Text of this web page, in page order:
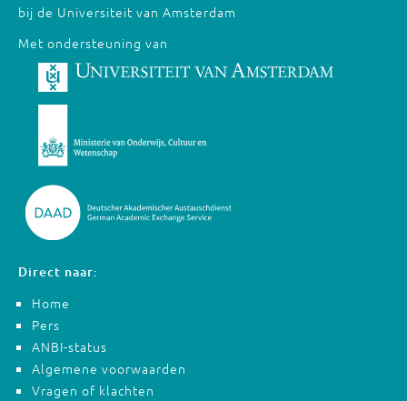
bij de Universiteit van Amsterdam
Met ondersteuning van
Direct naar:
Home
Pers
ANBI-status
Algemene voorwaarden
Vragen of klachten